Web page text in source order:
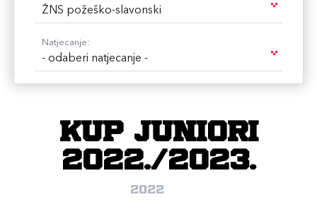
ŽNS požeško-slavonski
Natjecanje:
- odaberi natjecanje -
Kup juniori
2022./2023.
2022